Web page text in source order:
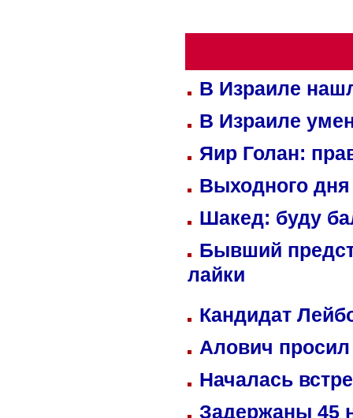
В Израиле
В Израиле
Яир Голан:
Выходного
Шакед: буду
Бывший
лайки
Кандидат
Алович просил
Началась
Задержаны 45